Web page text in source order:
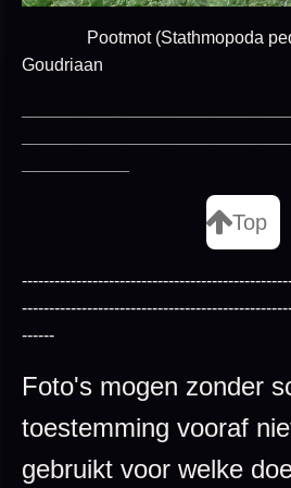
Pootmot (Stathmopoda
Goudriaan
Top
------
Foto's mogen zonder
toestemming vooraf
gebruikt voor welke